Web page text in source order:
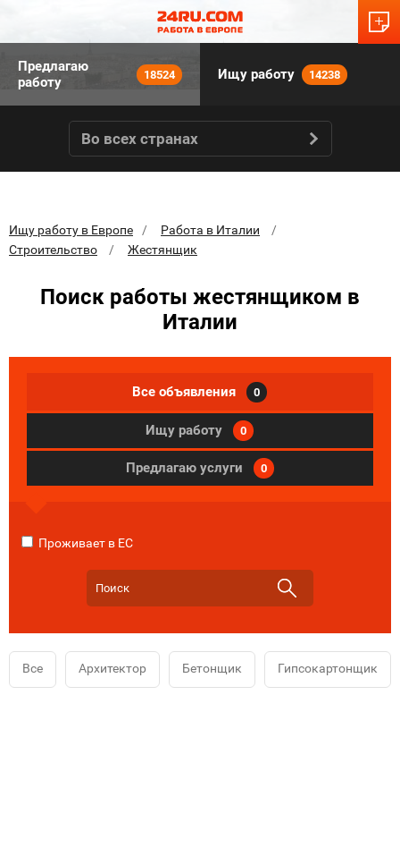
Предлагаю
работу
18524 Ищу работу 14238
Во всех странах
Ищу работу в Европе
Работа в Италии
Строительство
Жестянщик
Поиск работы жестянщиком в
Италии
Все объявления 0
Ищу работу 0
Предлагаю услуги 0
Проживает в ЕС
Все Архитектор Бетонщик Гипсокартонщик